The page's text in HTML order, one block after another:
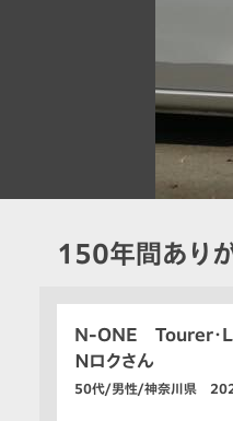
150年間あり
N-ONE Tourer・L
Ｎロクさん
50代/男性/神奈川県